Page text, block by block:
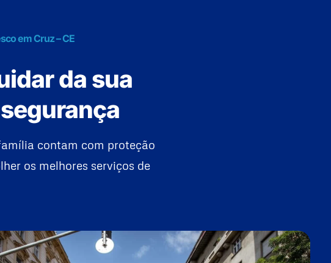
em Cruz – CE
da sua
contam com proteção
os melhores serviços de